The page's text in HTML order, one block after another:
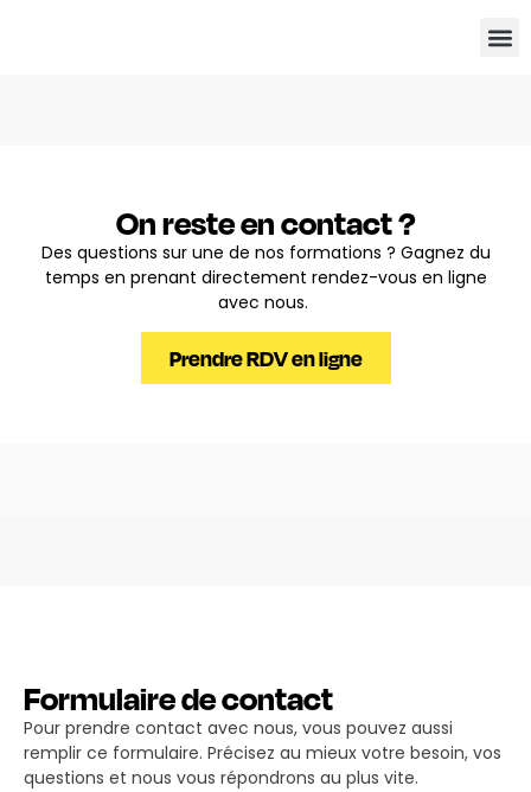
On reste en contact ?
Des questions sur une de nos formations ? Gagnez du
temps en prenant directement rendez-vous en ligne
avec nous. ​
Prendre RDV en ligne
Formulaire de contact
Pour prendre contact avec nous, vous pouvez aussi
remplir ce formulaire. Précisez au mieux votre besoin, vos
questions et nous vous répondrons au plus vite.